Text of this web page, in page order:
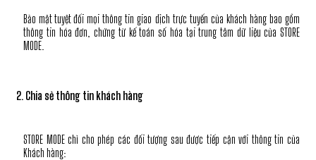
Bảo mật tuyệt đối mọi thông tin giao dịch trực tuyến của khách hàng bao gồm
thông tin hóa đơn, chứng từ kế toán số hóa tại trung tâm dữ liệu của STORE
MODE.
2. Chia sẻ thông tin khách hàng
STORE MODE chỉ cho phép các đối tượng sau được tiếp cận với thông tin của
Khách hàng: